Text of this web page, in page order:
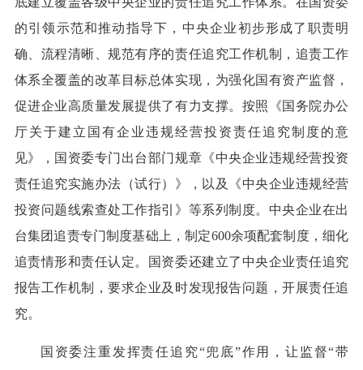
的引领示范和推动指导下，中央企业初步形成了职责明
确、流程清晰、规范有序的责任追究工作机制，追责工作
体系全覆盖的改革目标总体实现，为强化国有资产监督，
促进企业高质量发展提供了有力支撑。按照《国务院办公
厅关于建立国有企业违规经营投资责任追究制度的意
见》，国资委专门出台部门规章《中央企业违规经营投资
责任追究实施办法（试行）》，以及《中央企业违规经营
投资问题线索查处工作指引》等系列制度。中央企业在出
台集团追责专门制度基础上，制定600余项配套制度，细化
追责情形和责任认定。国资委还建立了中央企业责任追究
报告工作机制，要求企业及时发现报告问题，开展责任追
究。
国资委注重发挥责任追究“兜底”作用，让监督“带